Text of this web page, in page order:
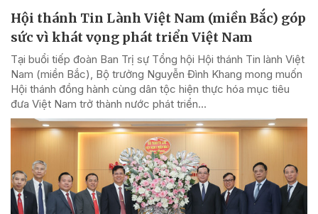
Hội thánh Tin Lành Việt Nam (miền Bắc) góp
sức vì khát vọng phát triển Việt Nam
Tại buổi tiếp đoàn Ban Trị sự Tổng hội Hội thánh Tin lành Việt
Nam (miền Bắc), Bộ trưởng Nguyễn Đình Khang mong muốn
Hội thánh đồng hành cùng dân tộc hiện thực hóa mục tiêu
đưa Việt Nam trở thành nước phát triển...